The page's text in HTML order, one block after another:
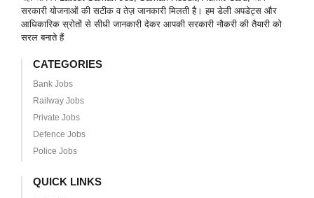
सरकारी योजनाओं की सटीक व तेज़ जानकारी मिलती है। हम डेली अपडेट्स और
आधिकारिक स्रोतों से सीधी जानकारी देकर आपकी सरकारी नौकरी की तैयारी को
सरल बनाते हैं
CATEGORIES
Bank Jobs
Railway Jobs
Private Jobs
Defence Jobs
Police Jobs
QUICK LINKS